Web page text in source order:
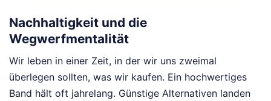
Nachhaltigkeit und die
Wegwerfmentalität
Wir leben in einer Zeit, in der wir uns zweimal
überlegen sollten, was wir kaufen. Ein hochwertiges
Band hält oft jahrelang. Günstige Alternativen landen